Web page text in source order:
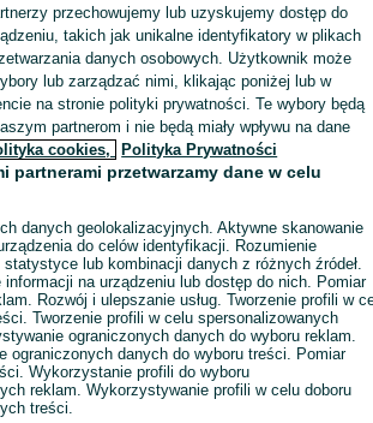
konto na OLX, aby skontaktować się z
konto
Kup
przechowujemy lub uzyskujemy dostęp do
takich jak unikalne identyfikatory w plikach
danych osobowych. Użytkownik może
lub zarządzać nimi, klikając poniżej lub w
na stronie polityki prywatności. Te wybory będą
partnerom i nie będą miały wpływu na dane
cookies, Polityka Prywatności
partnerami przetwarzamy dane w celu
danych geolokalizacyjnych. Aktywne skanowanie
do celów identyfikacji. Rozumienie
lub kombinacji danych z różnych źródeł.
informacji na urządzeniu lub dostęp do nich. Pomiar
Rozwój i ulepszanie usług. Tworzenie profili w
Tworzenie profili w celu spersonalizowanych
ograniczonych danych do wyboru reklam.
ograniczonych danych do wyboru treści. Pomiar
Wykorzystanie profili do wyboru
reklam. Wykorzystywanie profili w celu doboru
treści.